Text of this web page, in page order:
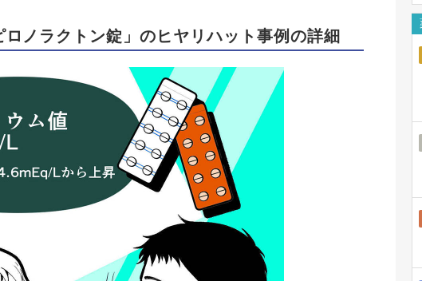
ロノラクトン錠」のヒヤリハット事例の詳細